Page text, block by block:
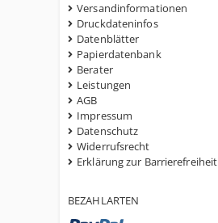
Versandinformationen
Druckdateninfos
Datenblätter
Papierdatenbank
Berater
Leistungen
AGB
Impressum
Datenschutz
Widerrufsrecht
Erklärung zur Barrierefreiheit
BEZAHLARTEN